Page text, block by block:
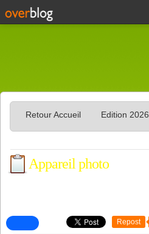
Retour Accueil Edition 2026
Appareil photo
Repost